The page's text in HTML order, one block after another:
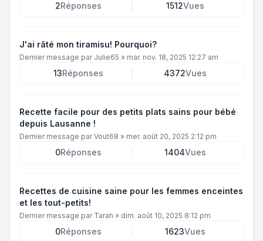
2Réponses 1512Vues
J'ai râté mon tiramisu! Pourquoi?
Dernier message par Julie65 » mar. nov. 18, 2025 12:27 am
13Réponses 4372Vues
Recette facile pour des petits plats sains pour bébé
depuis Lausanne !
Dernier message parVout68 » mer. août 20, 2025 2:12 pm
0Réponses 1404Vues
Recettes de cuisine saine pour les femmes enceintes
et les tout-petits!
Dernier message par Tarah » dim. août 10, 2025 8:12 pm
0Réponses 1623Vues